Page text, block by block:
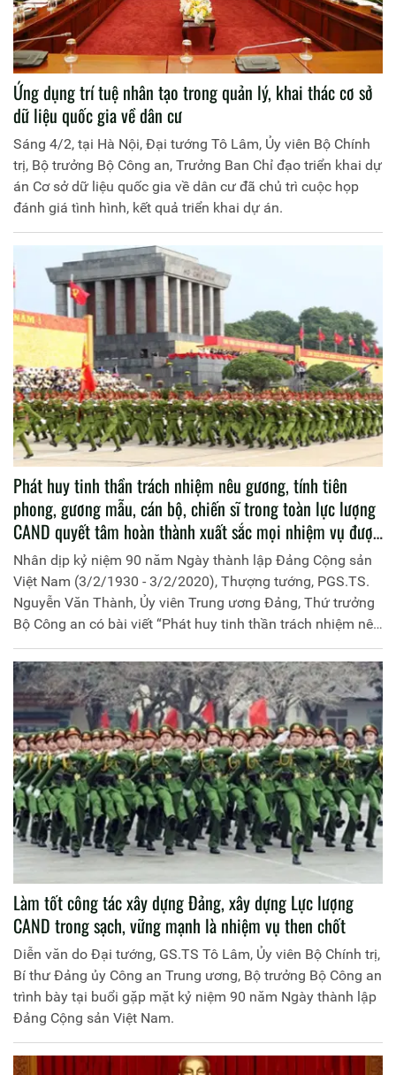
Ứng dụng trí tuệ nhân tạo trong quản lý, khai thác cơ sở
dữ liệu quốc gia về dân cư
Sáng 4/2, tại Hà Nội, Đại tướng Tô Lâm, Ủy viên Bộ Chính
trị, Bộ trưởng Bộ Công an, Trưởng Ban Chỉ đạo triển khai dự
án Cơ sở dữ liệu quốc gia về dân cư đã chủ trì cuộc họp
đánh giá tình hình, kết quả triển khai dự án.
Phát huy tinh thần trách nhiệm nêu gương, tính tiên
phong, gương mẫu, cán bộ, chiến sĩ trong toàn lực lượng
CAND quyết tâm hoàn thành xuất sắc mọi nhiệm vụ được
Đảng và Nhân dân giao phó
Nhân dịp kỷ niệm 90 năm Ngày thành lập Đảng Cộng sản
Việt Nam (3/2/1930 - 3/2/2020), Thượng tướng, PGS.TS.
Nguyễn Văn Thành, Ủy viên Trung ương Đảng, Thứ trưởng
Bộ Công an có bài viết “Phát huy tinh thần trách nhiệm nêu
gương, tính tiên phong, gương mẫu, cán bộ, chiến sĩ trong
toàn lực lượng CAND quyết tâm hoàn thành xuất sắc mọi
nhiệm vụ được Đảng và Nhân dân giao phó”, Trang Thông
tin điện tử Học viện Chính trị Công an nhân dân xin trân
trọng giới thiệu cùng bạn đọc.
Làm tốt công tác xây dựng Đảng, xây dựng Lực lượng
CAND trong sạch, vững mạnh là nhiệm vụ then chốt
Diễn văn do Đại tướng, GS.TS Tô Lâm, Ủy viên Bộ Chính trị,
Bí thư Đảng ủy Công an Trung ương, Bộ trưởng Bộ Công an
trình bày tại buổi gặp mặt kỷ niệm 90 năm Ngày thành lập
Đảng Cộng sản Việt Nam.